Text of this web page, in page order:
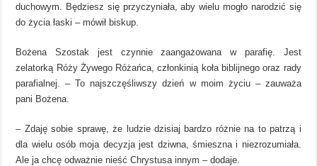
duchowym. Będziesz się przyczyniała, aby wielu mogło narodzić się
do życia łaski – mówił biskup.
Bożena Szostak jest czynnie zaangażowana w parafię. Jest
zelatorką Róży Żywego Różańca, członkinią koła biblijnego oraz rady
parafialnej. – To najszczęśliwszy dzień w moim życiu – zauważa
pani Bożena.
– Zdaję sobie sprawę, że ludzie dzisiaj bardzo różnie na to patrzą i
dla wielu osób moja decyzja jest dziwna, śmieszna i niezrozumiała.
Ale ja chcę odważnie nieść Chrystusa innym – dodaje.